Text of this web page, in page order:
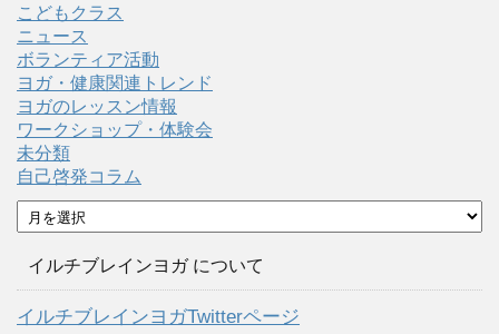
こどもクラス
ニュース
ボランティア活動
ヨガ・健康関連トレンド
ヨガのレッスン情報
ワークショップ・体験会
未分類
自己啓発コラム
ア
ー
イルチブレインヨガ について
イルチブレインヨガTwitterページ